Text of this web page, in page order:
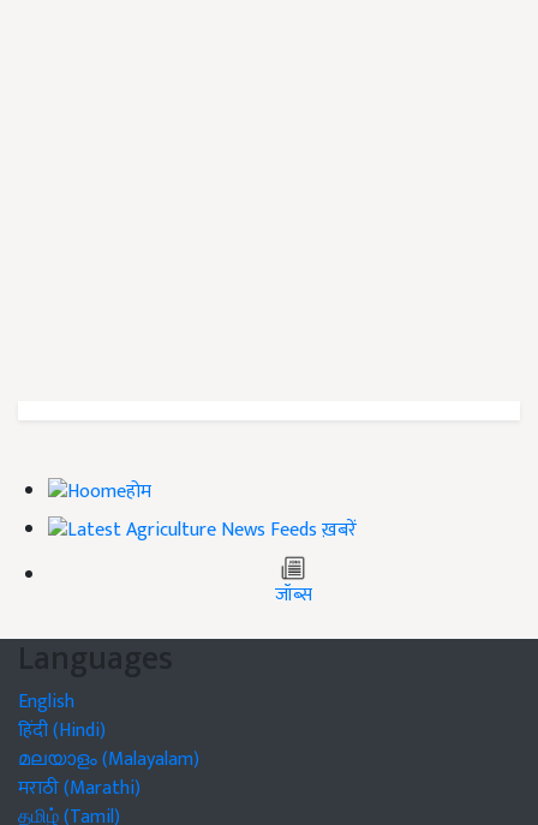
होम
ख़बरें
जॉब्स
Languages
English
हिंदी (Hindi)
മലയാളം (Malayalam)
मराठी (Marathi)
தமிழ் (Tamil)